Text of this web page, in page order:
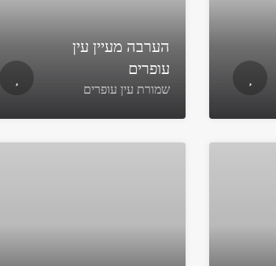
הערבה מעיין עין
עופרים
שמורת עין עופרים